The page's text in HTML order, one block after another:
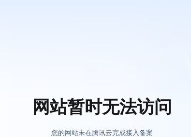
网站暂时无法访问
您的网站未在腾讯云完成接入备案